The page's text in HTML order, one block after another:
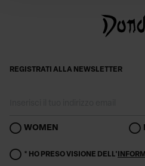
REGISTRATI ALLA NEWSLETTER
WOMEN
* HO PRESO VISIONE DELL'